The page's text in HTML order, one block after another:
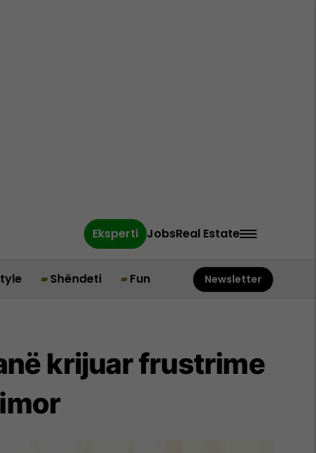
Eksperti JobsReal Estate
Shëndeti Fun Newsletter
krijuar frustrime